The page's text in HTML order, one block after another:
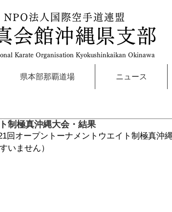
NPO法人国際空手道連盟
会館沖縄県支部
Karate Organisation Kyokushinkaikan Okinawa
県本部那覇道場 ニュース
制極真沖縄大会・結果
回オープントーナメントウエイト制極真沖
いません）